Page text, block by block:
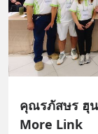
คุณรภัสษร ฮุน
More Link